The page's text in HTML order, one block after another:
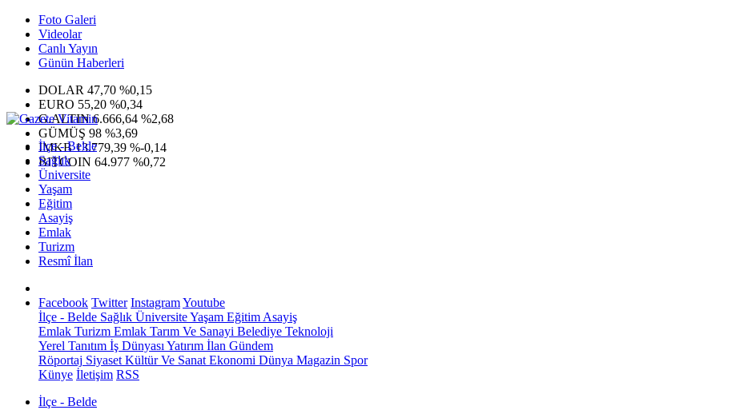
Foto Galeri
Videolar
Canlı Yayın
Günün Haberleri
DOLAR 47,70 %0,15
EURO 55,20 %0,34
G.ALTIN6.666,64 %2,68
GÜMÜŞ 98 %3,69
IMKB13.779,39 %-0,14
BITCOIN 64.977 %0,72
İlçe - Belde
Sağlık
Üniversite
Yaşam
Eğitim
Asayiş
Emlak
Turizm
Resmî İlan
Facebook Twitter InstagramYoutube
İlçe - Belde Sağlık ÜniversiteYaşam Eğitim Asayiş
Emlak Turizm Emlak Tarım Ve Sanayi Belediye Teknoloji
Yerel Tanıtım İş Dünyası Yatırım İlan Gündem
Röportaj Siyaset Kültür Ve Sanat Ekonomi Dünya Magazin Spor
Künye İletişim RSS
İlçe - Belde